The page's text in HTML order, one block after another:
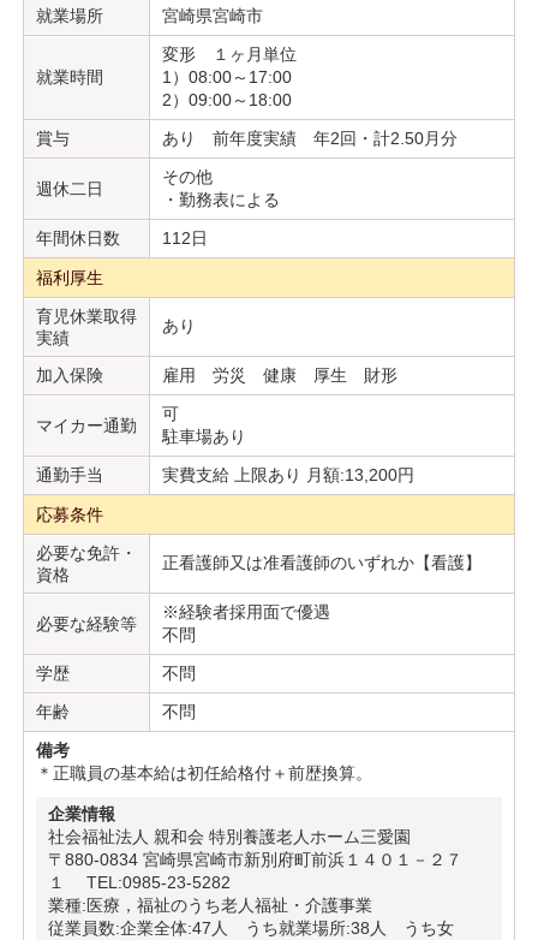
就業場所
宮崎県宮崎市
就業時間
変形 １ヶ月単位
1）08:00～17:00
2）09:00～18:00
賞与
あり 前年度実績 年2回・計2.50月分
週休二日
その他
・勤務表による
年間休日数
112日
福利厚生
育児休業取得
実績
あり
加入保険 雇用 労災 健康 厚生 財形
マイカー通勤
可
駐車場あり
通勤手当
実費支給 上限あり 月額:13,200円
応募条件
必要な免許・
資格
正看護師又は准看護師のいずれか【看護】
必要な経験等
※経験者採用面で優遇
不問
学歴
不問
年齢
不問
備考
＊正職員の基本給は初任給格付＋前歴換算。
企業情報
社会福祉法人 親和会 特別養護老人ホーム三愛園
〒880-0834 宮崎県宮崎市新別府町前浜１４０１－２７
１ TEL:0985-23-5282
業種:医療，福祉のうち老人福祉・介護事業
従業員数:企業全体:47人 うち就業場所:38人 うち女